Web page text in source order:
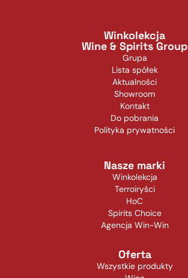
Winkolekcja
Wine & Spirits Group
Grupa
Lista spółek
Aktualności
Showroom
Kontakt
Do pobrania
Polityka prywatności
Nasze marki
Winkolekcja
Terroiryści
HoC
Spirits Choice
Agencja Win-Win
Oferta
Wszystkie produkty